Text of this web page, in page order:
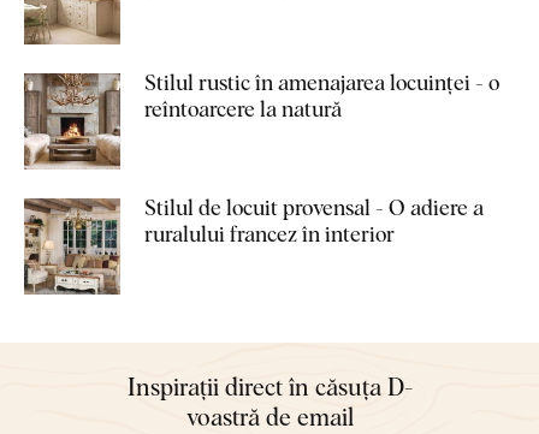
Stilul rustic în amenajarea locuinței - o
reîntoarcere la natură
Stilul de locuit provensal - O adiere a
ruralului francez în interior
Inspirații direct în căsuța D-
voastră de email